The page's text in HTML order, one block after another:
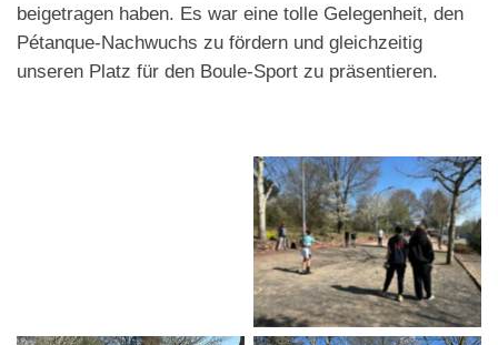
beigetragen haben. Es war eine tolle Gelegenheit, den
Pétanque-Nachwuchs zu fördern und gleichzeitig
unseren Platz für den Boule-Sport zu präsentieren.
Trainingsmomente